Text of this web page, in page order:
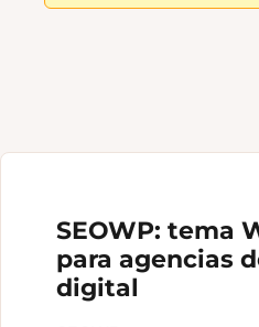
SEOWP: tema
para agencias
digital